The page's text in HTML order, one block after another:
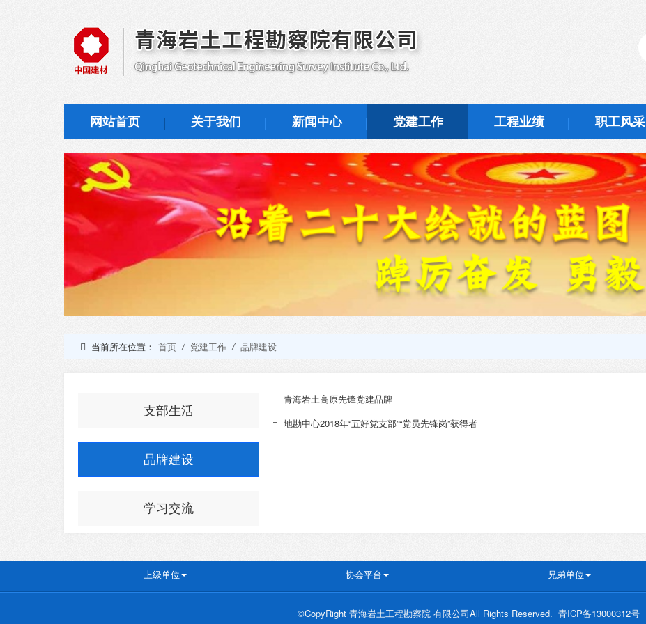
网站首页 关于我们 新闻中心 党建工作 工程业绩 职工风采
当前所在位置： 首页 / 党建工作 / 品牌建设
支部生活
品牌建设
学习交流
青海岩土高原先锋党建品牌
地勘中心2018​年“五好党支部”“党员先锋岗”获得者
上级单位 协会平台 兄弟单位
©CopyRight 青海岩土工程勘察院 有限公司All Rights Reserved. 青ICP备13000312号